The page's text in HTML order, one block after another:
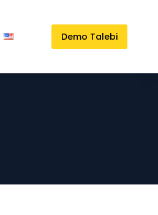
Demo Talebi